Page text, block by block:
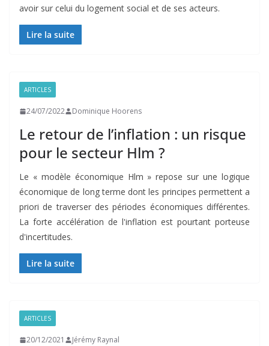
avoir sur celui du logement social et de ses acteurs.
Lire la suite
ARTICLES
24/07/2022 Dominique Hoorens
Le retour de l’inflation : un risque
pour le secteur Hlm ?
Le « modèle économique Hlm » repose sur une logique
économique de long terme dont les principes permettent a
priori de traverser des périodes économiques différentes.
La forte accélération de l'inflation est pourtant porteuse
d'incertitudes.
Lire la suite
ARTICLES
20/12/2021 Jérémy Raynal